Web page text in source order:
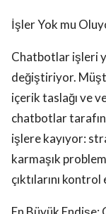
İşler Yok mu
Chatbotlar işleri
değiştiriyor.
içerik taslağı ve
chatbotlar
işlere kayıyor:
karmaşık
çıktılarını